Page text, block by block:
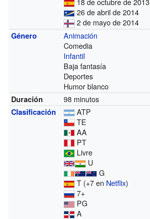
26 de abril de 2014
2 de mayo de 2014
Género
Animación
Comedia
Infantil
Baja fantasía
Deportes
Humor blanco
Duración 98 minutos
Clasificación
ATP
TE
AA
PT
Livre
U
G
T (+7 en Netflix)
7+
PG
A